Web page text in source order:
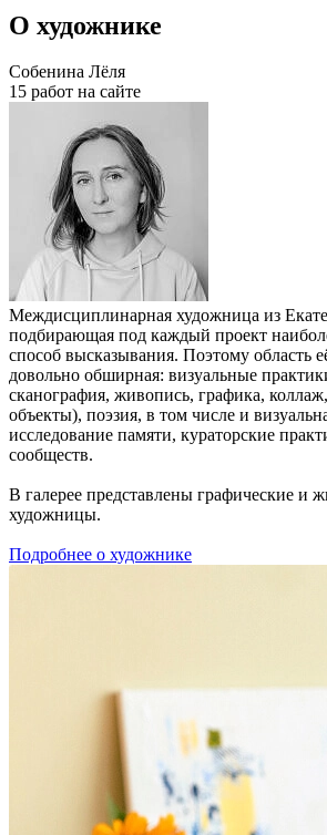
О художнике
Собенина Лёля
15 работ на сайте
Междисциплинарная художница из
подбирающая под каждый проект
способ высказывания. Поэтому область
довольно обширная: визуальные
сканография, живопись, графика,
объекты), поэзия, в том числе и
исследование памяти, кураторские
сообществ.
В галерее представлены графические и
художницы.
Подробнее о художнике